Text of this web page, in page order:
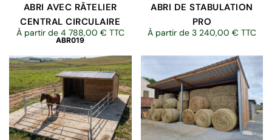
ABRI AVEC RÂTELIER
CENTRAL CIRCULAIRE
À partir de 4 788,00 € TTC
ABR019
ABRI DE STABULATION
PRO
À partir de 3 240,00 € TTC